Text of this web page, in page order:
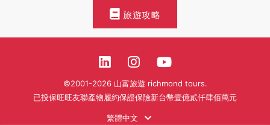
旅遊攻略
©2001-2026 山富旅遊 richmond tours.
已投保旺旺友聯產物履約保證保險新台幣壹億貳仟肆佰萬元
繁體中文